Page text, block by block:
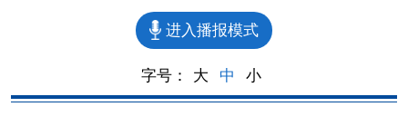
进入播报模式
字号： 大 中 小